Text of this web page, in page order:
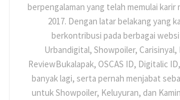
berpengalaman yang telah memulai karir
2017. Dengan latar belakang yang
berkontribusi pada berbagai
Urbandigital, Showpoiler,
ReviewBukalapak, OSCAS ID, Digitalic
banyak lagi, serta pernah menjabat
untuk Showpoiler, Keluyuran, dan